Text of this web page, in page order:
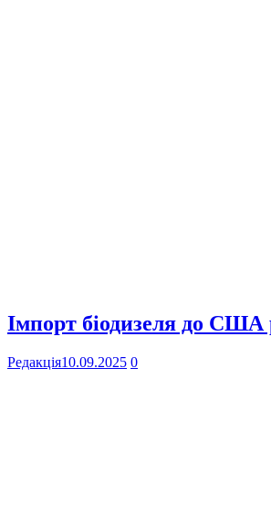
Імпорт біодизеля до США
Редакція10.09.2025 0